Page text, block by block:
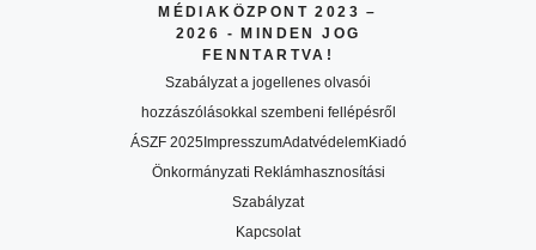
MÉDIAKÖZPONT 2023 –
2026 - MINDEN JOG
FENNTARTVA!
Szabályzat a jogellenes olvasói
hozzászólásokkal szembeni fellépésről
ÁSZF 2025ImpresszumAdatvédelemKiadó
Önkormányzati Reklámhasznosítási
Szabályzat
Kapcsolat